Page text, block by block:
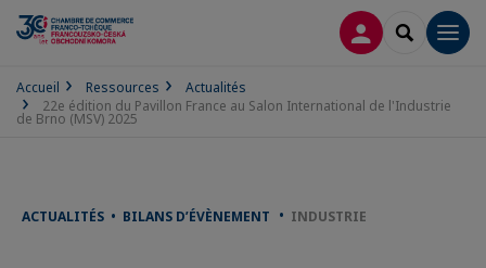
CONNEXION
Accueil Ressources
Actualités
22e édition du Pavillon France au Salon International de l'Industrie
de Brno (MSV) 2025
ACTUALITÉS • BILANS D’ÉVÈNEMENT INDUSTRIE